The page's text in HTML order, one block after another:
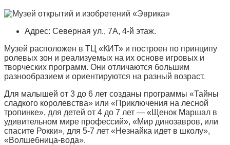
Адрес: Северная ул., 7А, 4-й этаж.
Музей расположен в ТЦ «КИТ» и построен по принципу
ролевых зон и реализуемых на их основе игровых и
творческих программ. Они отличаются большим
разнообразием и ориентируются на разный возраст.
Для малышей от 3 до 6 лет созданы программы «Тайны
сладкого королевства» или «Приключения на лесной
тропинке», для детей от 4 до 7 лет — «Щенок Маршал в
удивительном мире профессий», «Мир динозавров, или
спасите Рокки», для 5-7 лет «Незнайка идет в школу»,
«Волшебница-вода».